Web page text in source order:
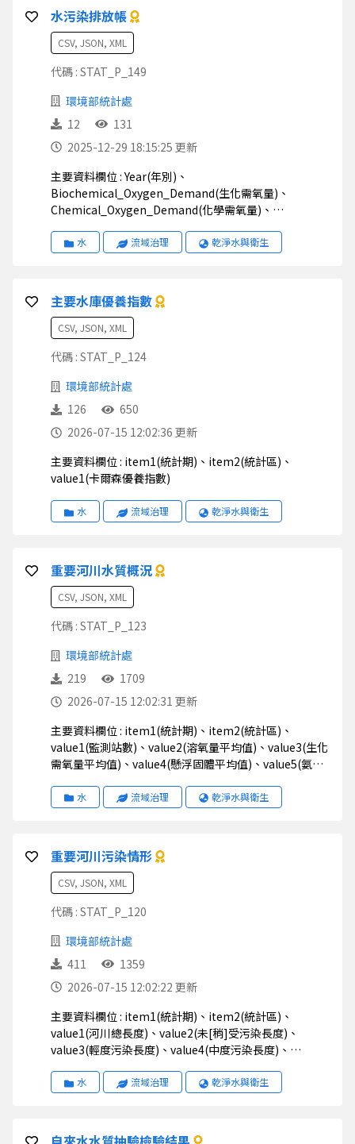
水污染排放帳
CSV, JSON, XML
代碼 : STAT_P_149
環境部統計處
12
131
2025-12-29 18:15:25 更新
主要資料欄位 : Year(年別)、
Biochemical_Oxygen_Demand(生化需氧量)、
Chemical_Oxygen_Demand(化學需氧量)、
水 流域治理 乾淨水與衛生
主要水庫優養指數
CSV, JSON, XML
代碼 : STAT_P_124
環境部統計處
126
650
2026-07-15 12:02:36 更新
主要資料欄位 : item1(統計期)、item2(統計區)、
value1(卡爾森優養指數)
水 流域治理 乾淨水與衛生
重要河川水質概況
CSV, JSON, XML
代碼 : STAT_P_123
環境部統計處
219
1709
2026-07-15 12:02:31 更新
主要資料欄位 : item1(統計期)、item2(統計區)、
value1(監測站數)、value2(溶氧量平均值)、value3(生化
需氧量平均值)、value4(懸浮固體平均值)、value5(氨氮
大值)、value8(懸浮固體最大值)、value9(氨氮最大值)
水 流域治理 乾淨水與衛生
重要河川污染情形
CSV, JSON, XML
代碼 : STAT_P_120
環境部統計處
411
1359
2026-07-15 12:02:22 更新
主要資料欄位 : item1(統計期)、item2(統計區)、
value1(河川總長度)、value2(未[稍]受污染長度)、
value3(輕度污染長度)、value4(中度污染長度)、
水 流域治理 乾淨水與衛生